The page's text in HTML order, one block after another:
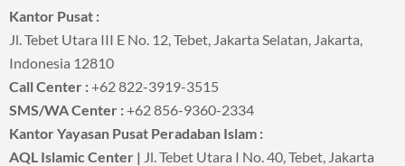
Kantor Pusat :
Jl. Tebet Utara III E No. 12, Tebet, Jakarta Selatan, Jakarta,
Indonesia 12810
Call Center :+62 822-3919-3515
SMS/WA Center :+62 856-9360-2334
Kantor Yayasan Pusat Peradaban Islam :
AQL Islamic Center | Jl. Tebet Utara I No. 40, Tebet, Jakarta